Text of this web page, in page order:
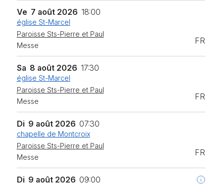
Ve 7 août 2026 18:00
église St-Marcel
Paroisse Sts-Pierre et Paul
Messe
FR
Sa 8 août 2026 17:30
église St-Marcel
Paroisse Sts-Pierre et Paul
Messe
FR
Di 9 août 2026 07:30
chapelle de Montcroix
Paroisse Sts-Pierre et Paul
Messe
FR
Di 9 août 2026 09:00